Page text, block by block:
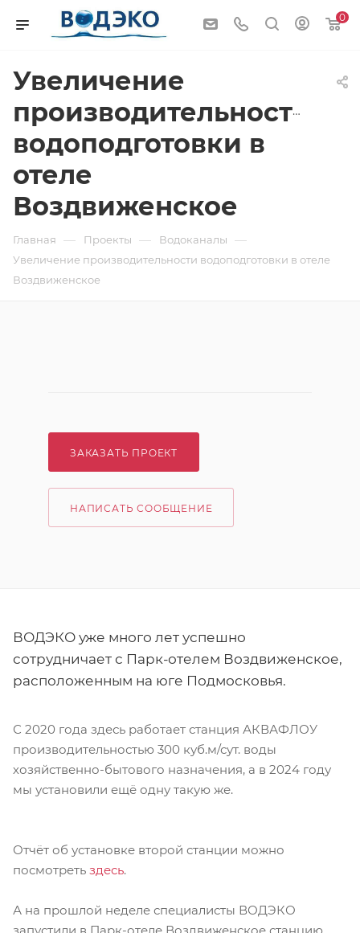
0
Увеличение
производительности
водоподготовки в
отеле
Воздвиженское
Главная — Проекты — Водоканалы —
Увеличение производительности водоподготовки в отеле
Воздвиженское
ЗАКАЗАТЬ ПРОЕКТ
НАПИСАТЬ СООБЩЕНИЕ
ВОДЭКО уже много лет успешно
сотрудничает с Парк-отелем Воздвиженское,
расположенным на юге Подмосковья.
С 2020 года здесь работает станция АКВАФЛОУ
производительностью 300 куб.м/сут. воды
хозяйственно-бытового назначения, а в 2024 году
мы установили ещё одну такую же.
Отчёт об установке второй станции можно
посмотреть здесь.
А на прошлой неделе специалисты ВОДЭКО